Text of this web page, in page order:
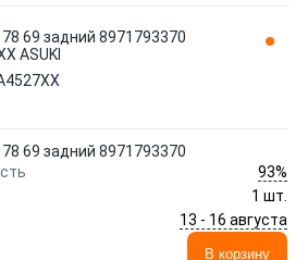
69 задний 8971793370
ASUKI
69 задний 8971793370
93%
1 шт.
13 - 16 августа
В корзину